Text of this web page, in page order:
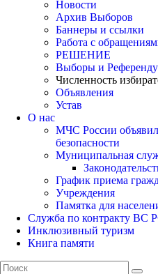
Новости
Архив Выборов
Баннеры и ссылки
Работа с
РЕШЕНИЕ
Выборы и
Численность
Объявления
Устав
О нас
МЧС России
безопасности
Муниципальная
График приема
Учреждения
Памятка для
Служба по контракту ВС
Инклюзивный туризм
Книга памяти